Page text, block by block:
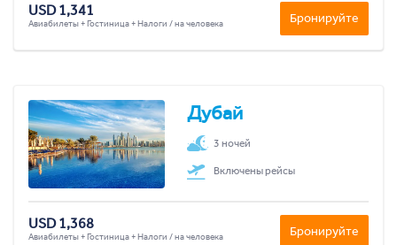
USD 1,341
Авиабилеты + Гостиница + Налоги / на человека Бронируйте
Дубай
3 ночей
Включены рейсы
USD 1,368
Авиабилеты + Гостиница + Налоги / на человека Бронируйте